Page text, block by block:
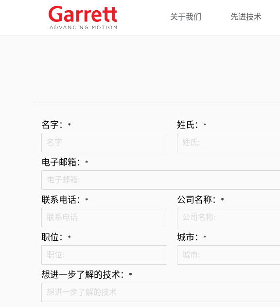
关于我们 先进技术
名字： * 姓氏： *
电子邮箱： *
联系电话： * 公司名称： *
职位： * 城市： *
想进一步了解的技术： *